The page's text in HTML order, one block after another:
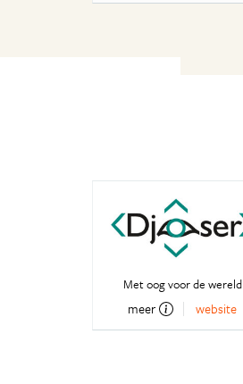
Met oog voor de wereld
meer website